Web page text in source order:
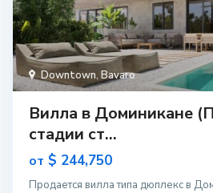
Downtown, Bavaro
Вилла в Доминикане
стадии ст...
от $ 244,750
Продается вилла типа дюплекс в